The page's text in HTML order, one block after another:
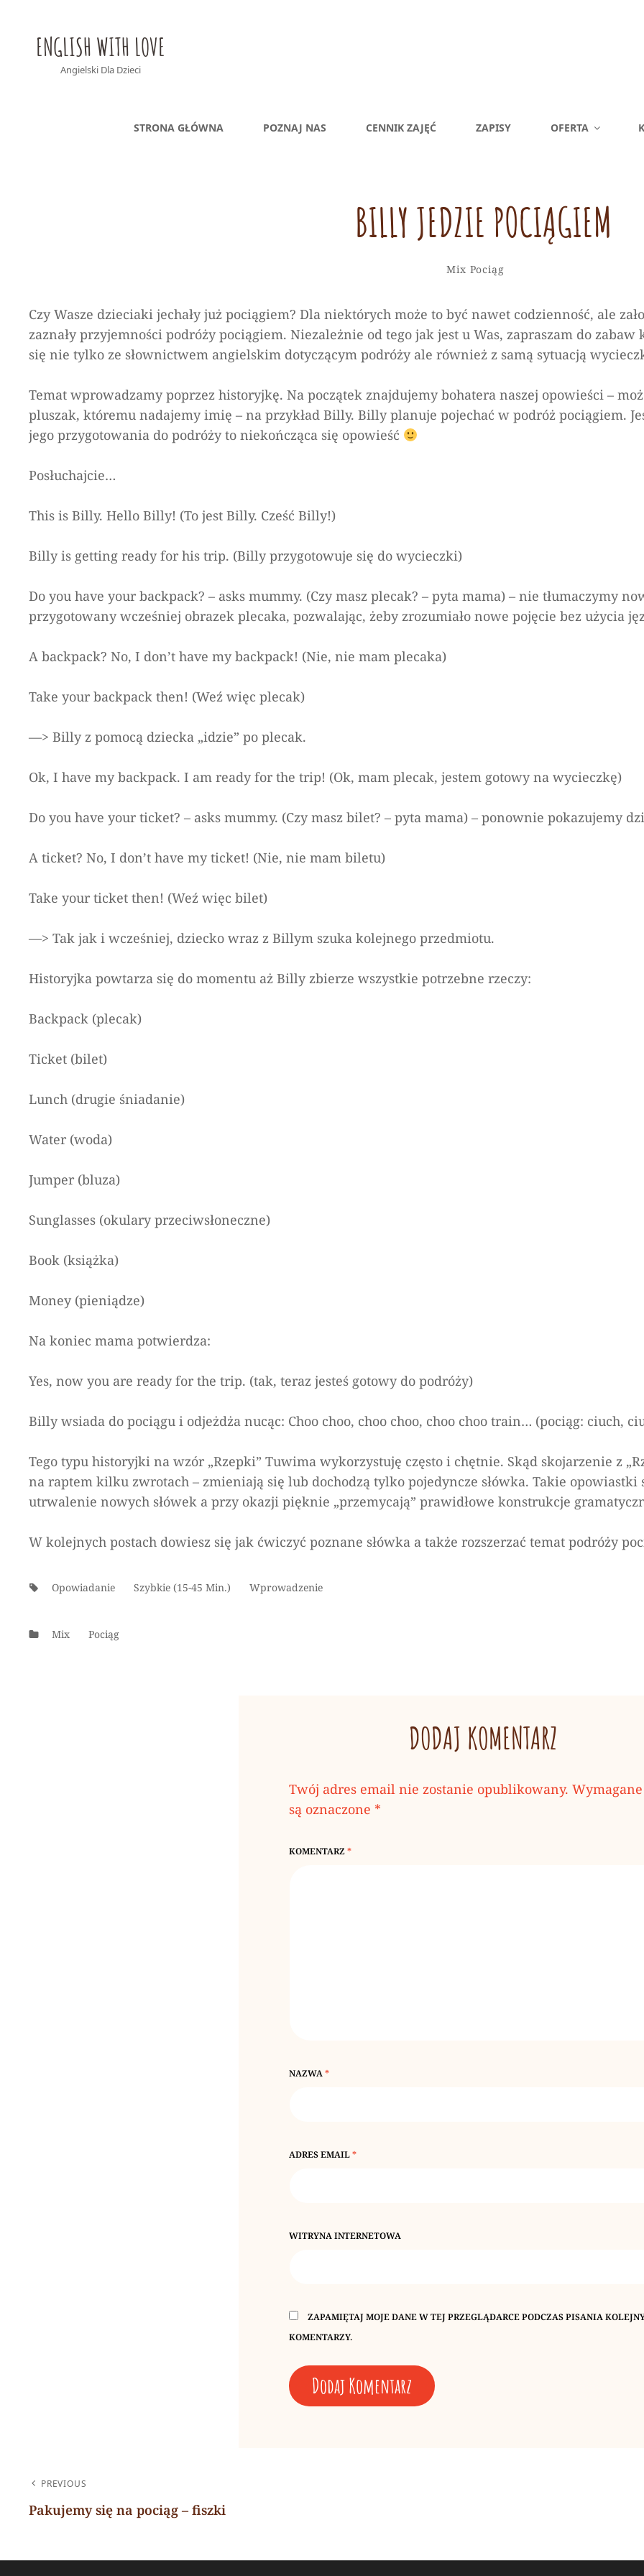
ENGLISH WITH LOVE
Angielski Dla Dzieci
STRONA GŁÓWNA POZNAJ NAS CENNIK ZAJĘĆ ZAPISY OFERTA
BILLY JEDZIE POCIĄGIEM
Categories
Mix Pociąg
comment
on
Billy
jedzie
Czy Wasze dzieciaki jechały już pociągiem? Dla niektórych może to być nawet codzienność, ale
zaznały przyjemności podróży pociągiem. Niezależnie od tego jak jest u Was, zapraszam do
się nie tylko ze słownictwem angielskim dotyczącym podróży ale również z samą sytuacją
Temat wprowadzamy poprzez historyjkę. Na początek znajdujemy bohatera naszej opowieści –
pluszak, któremu nadajemy imię – na przykład Billy. Billy planuje pojechać w podróż pociągiem.
jego przygotowania do podróży to niekończąca się opowieść
Posłuchajcie…
This is Billy. Hello Billy! (To jest Billy. Cześć Billy!)
Billy is getting ready for his trip. (Billy przygotowuje się do wycieczki)
Do you have your backpack? – asks mummy. (Czy masz plecak? – pyta mama) – nie tłumaczymy
przygotowany wcześniej obrazek plecaka, pozwalając, żeby zrozumiało nowe pojęcie bez użycia
A backpack? No, I don’t have my backpack! (Nie, nie mam plecaka)
Take your backpack then! (Weź więc plecak)
—> Billy z pomocą dziecka „idzie” po plecak.
Ok, I have my backpack. I am ready for the trip! (Ok, mam plecak, jestem gotowy na wycieczkę)
Do you have your ticket? – asks mummy. (Czy masz bilet? – pyta mama) – ponownie pokazujemy
A ticket? No, I don’t have my ticket! (Nie, nie mam biletu)
Take your ticket then! (Weź więc bilet)
—> Tak jak i wcześniej, dziecko wraz z Billym szuka kolejnego przedmiotu.
Historyjka powtarza się do momentu aż Billy zbierze wszystkie potrzebne rzeczy:
Backpack (plecak)
Ticket (bilet)
Lunch (drugie śniadanie)
Water (woda)
Jumper (bluza)
Sunglasses (okulary przeciwsłoneczne)
Book (książka)
Money (pieniądze)
Na koniec mama potwierdza:
Yes, now you are ready for the trip. (tak, teraz jesteś gotowy do podróży)
Billy wsiada do pociągu i odjeżdża nucąc: Choo choo, choo choo, choo choo train… (pociąg: ciuch,
Tego typu historyjki na wzór „Rzepki” Tuwima wykorzystuję często i chętnie. Skąd skojarzenie z
na raptem kilku zwrotach – zmieniają się lub dochodzą tylko pojedyncze słówka. Takie opowiastki
utrwalenie nowych słówek a przy okazji pięknie „przemycają” prawidłowe konstrukcje
W kolejnych postach dowiesz się jak ćwiczyć poznane słówka a także rozszerzać temat podróży
Tags:
Opowiadanie Szybkie (15-45 Min.) Wprowadzenie
Categories
Mix Pociąg
DODAJ KOMENTARZ
Twój adres email nie zostanie opublikowany.
są oznaczone *
KOMENTARZ*
NAZWA*
ADRES EMAIL*
WITRYNA INTERNETOWA
ZAPAMIĘTAJ MOJE DANE W TEJ PRZEGLĄDARCE PODCZAS PISANIA
KOMENTARZY.
A
NAWIGACJA
WPISU
PREVIOUS
Pakujemy się na pociąg – fiszki